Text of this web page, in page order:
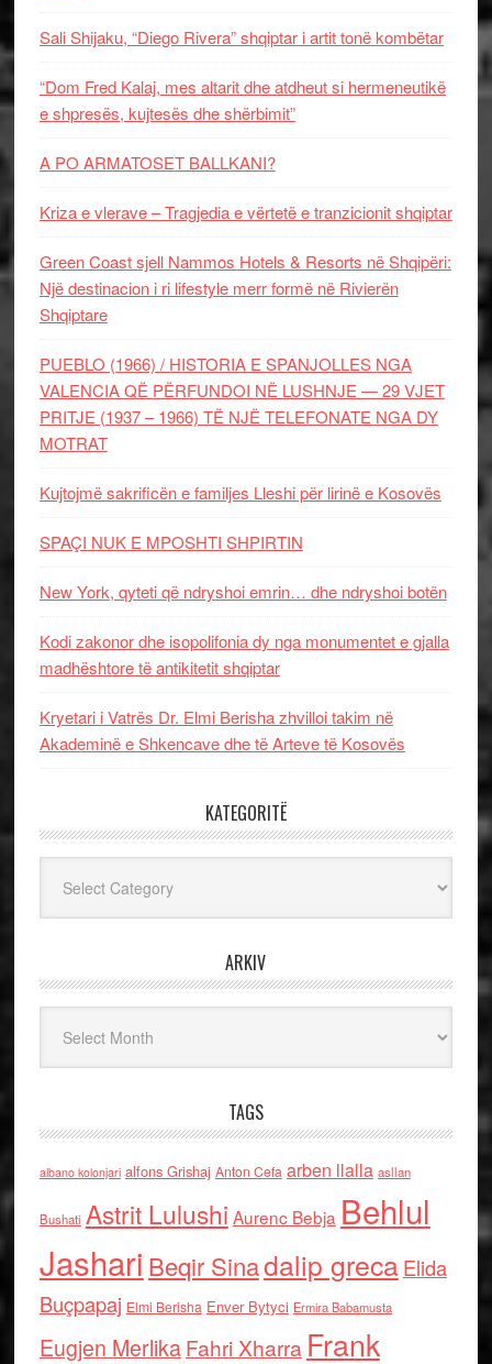
Sali Shijaku, “Diego Rivera” shqiptar i artit tonë kombëtar
“Dom Fred Kalaj, mes altarit dhe atdheut si hermeneutikë
e shpresës, kujtesës dhe shërbimit”
A PO ARMATOSET BALLKANI?
Kriza e vlerave – Tragjedia e vërtetë e tranzicionit shqiptar
Green Coast sjell Nammos Hotels & Resorts në Shqipëri:
Një destinacion i ri lifestyle merr formë në Rivierën
Shqiptare
PUEBLO (1966) / HISTORIA E SPANJOLLES NGA
VALENCIA QË PËRFUNDOI NË LUSHNJE — 29 VJET
PRITJE (1937 – 1966) TË NJË TELEFONATE NGA DY
MOTRAT
Kujtojmë sakrificën e familjes Lleshi për lirinë e Kosovës
SPAÇI NUK E MPOSHTI SHPIRTIN
New York, qyteti që ndryshoi emrin… dhe ndryshoi botën
Kodi zakonor dhe isopolifonia dy nga monumentet e gjalla
madhështore të antikitetit shqiptar
Kryetari i Vatrës Dr. Elmi Berisha zhvilloi takim në
Akademinë e Shkencave dhe të Arteve të Kosovës
KATEGORITË
ARKIV
TAGS
albano kolonjari alfons Grishaj Anton Cefa arben llalla asllan
Bushati Astrit Lulushi Aurenc Bebja Behlul
Jashari Beqir Sinadalip grecaElida
Buçpapaj Elmi Berisha Enver Bytyci Ermira Babamusta
Eugjen MerlikaFahri Xharra Frank